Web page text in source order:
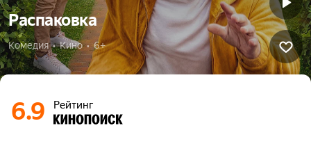
Распаковка
Комедия  •  Кино  •  6+
6.9 Рейтинг